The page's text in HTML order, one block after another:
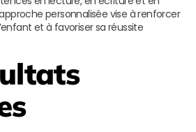
personnalisée vise à renforcer
et à favoriser sa réussite